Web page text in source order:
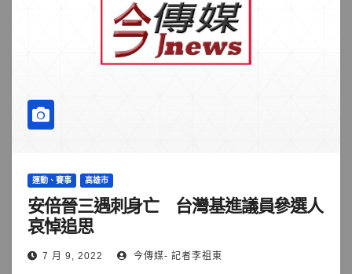
運動、賽事 高雄市
安倍晉三遇刺身亡 台灣基進議員參選人
哀悼追思
7 月 9, 2022 今傳媒- 記者李祖東